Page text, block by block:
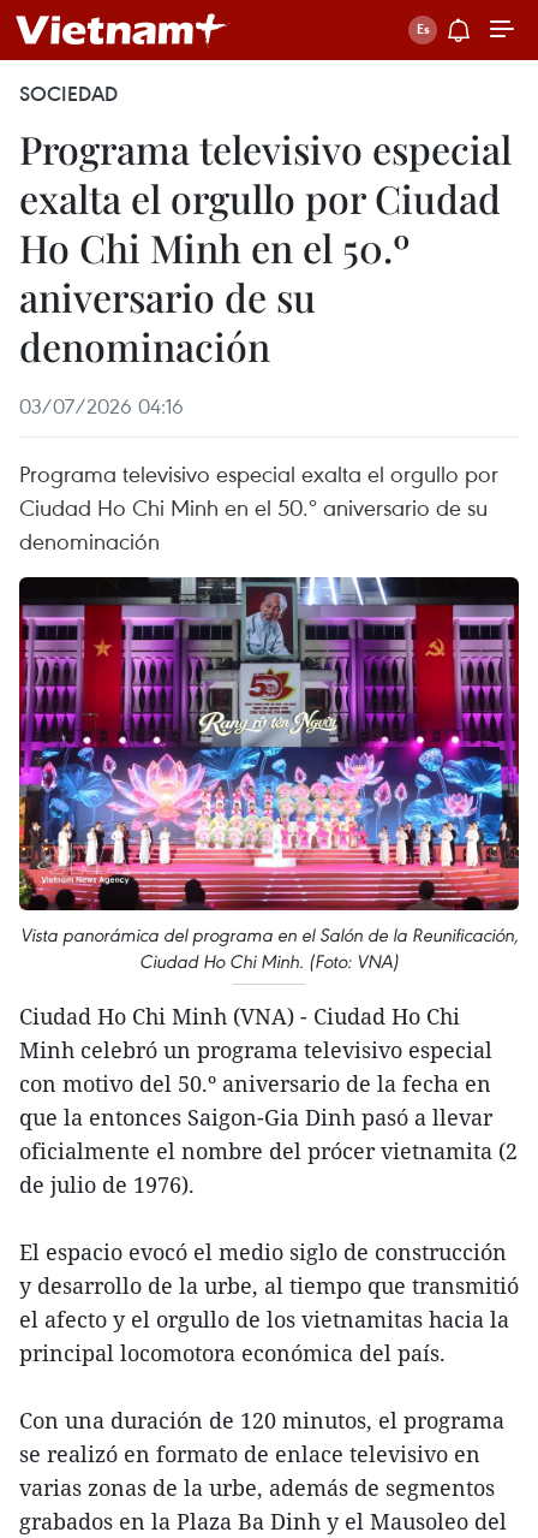
SOCIEDAD
Programa televisivo especial
exalta el orgullo por Ciudad
Ho Chi Minh en el 50.º
aniversario de su
denominación
03/07/2026 04:16
Programa televisivo especial exalta el orgullo por
Ciudad Ho Chi Minh en el 50.º aniversario de su
denominación
Vista panorámica del programa en el Salón de la Reunificación,
Ciudad Ho Chi Minh. (Foto: VNA)
Ciudad Ho Chi Minh (VNA) - Ciudad Ho Chi
Minh celebró un programa televisivo especial
con motivo del 50.º aniversario de la fecha en
que la entonces Saigon-Gia Dinh pasó a llevar
oficialmente el nombre del prócer vietnamita (2
de julio de 1976).
El espacio evocó el medio siglo de construcción
y desarrollo de la urbe, al tiempo que transmitió
el afecto y el orgullo de los vietnamitas hacia la
principal locomotora económica del país.
Con una duración de 120 minutos, el programa
se realizó en formato de enlace televisivo en
varias zonas de la urbe, además de segmentos
grabados en la Plaza Ba Dinh y el Mausoleo del